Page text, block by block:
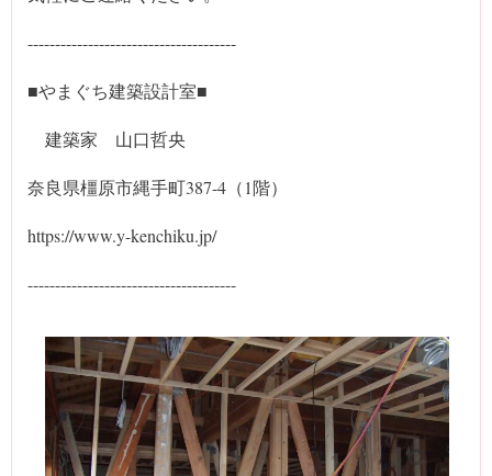
--------------------------------------
■やまぐち建築設計室■
建築家 山口哲央
奈良県橿原市縄手町387-4（1階）
https://www.y-kenchiku.jp/
--------------------------------------